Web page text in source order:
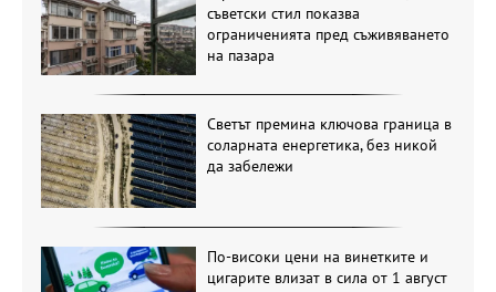
съветски стил показва
ограниченията пред съживяването
на пазара
Светът премина ключова граница в
соларната енергетика, без никой
да забележи
По-високи цени на винетките и
цигарите влизат в сила от 1 август